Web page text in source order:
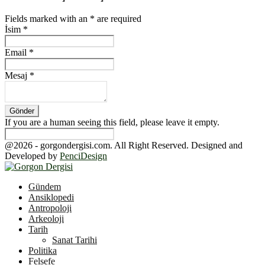
Fields marked with an * are required
İsim *
Email *
Mesaj *
If you are a human seeing this field, please leave it empty.
@2026 - gorgondergisi.com. All Right Reserved. Designed and
Developed by PenciDesign
Gündem
Ansiklopedi
Antropoloji
Arkeoloji
Tarih
Sanat Tarihi
Politika
Felsefe